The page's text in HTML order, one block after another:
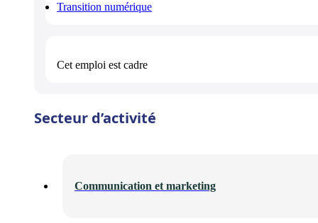
Transition numérique
Cet emploi estcadre
Secteur d’activité
Communication et marketing